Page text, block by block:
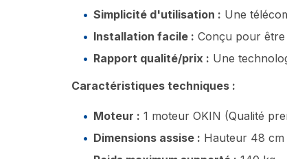
Simplicité d'utilisation : Une
Installation facile : Conçu pour
Rapport qualité/prix : Une
Caractéristiques techniques :
Moteur : 1 moteur OKIN (Qualité
Dimensions assise : Hauteur 48